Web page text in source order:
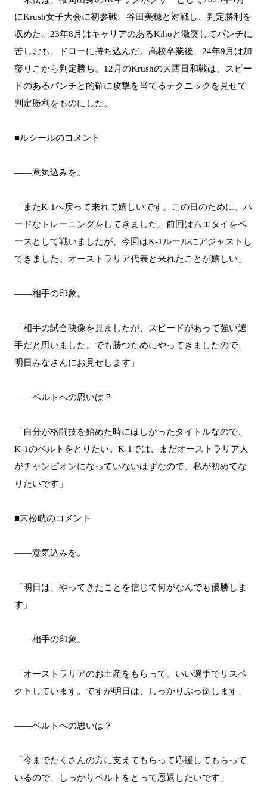
にKrush女子大会に初参戦。谷田美穂と対戦し、判定勝利を
収めた。23年8月はキャリアのあるKihoと激突してパンチに
苦しむも、ドローに持ち込んだ。高校卒業後、24年9月は加
藤りこから判定勝ち。12月のKrushの大西日和戦は、スピー
ドのあるパンチと的確に攻撃を当てるテクニックを見せて
判定勝利をものにした。
■ルシールのコメント
――意気込みを。
「またK-1へ戻って来れて嬉しいです。この日のために、ハ
ードなトレーニングをしてきました。前回はムエタイをベ
ースとして戦いましたが、今回はK-1ルールにアジャストし
てきました。オーストラリア代表と来れたことが嬉しい」
――相手の印象。
「相手の試合映像を見ましたが、スピードがあって強い選
手だと思いました。でも勝つためにやってきましたので、
明日みなさんにお見せします」
――ベルトへの思いは？
「自分が格闘技を始めた時にほしかったタイトルなので、
K-1のベルトをとりたい。K-1では、まだオーストラリア人
がチャンピオンになっていないはずなので、私が初めてな
りたいです」
■末松晄のコメント
――意気込みを。
「明日は、やってきたことを信じて何がなんでも優勝しま
す」
――相手の印象。
「オーストラリアのお土産をもらって、いい選手でリスペ
クトしています。ですが明日は、しっかりぶっ倒します」
――ベルトへの思いは？
「今までたくさんの方に支えてもらって応援してもらって
いるので、しっかりベルトをとって恩返したいです」